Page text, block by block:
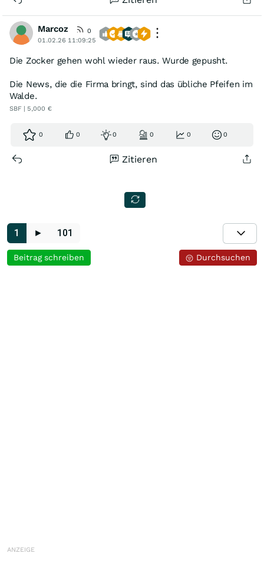
Marcoz
0
01.02.26 11:09:25
Die Zocker gehen wohl wieder raus. Wurde gepusht.
Die News, die die Firma bringt, sind das übliche Pfeifen im
Walde.
SBF | 5,000 €
0 0 0 0 0 0
Zitieren
1 ► 101
Durchsuchen
Beitrag schreiben